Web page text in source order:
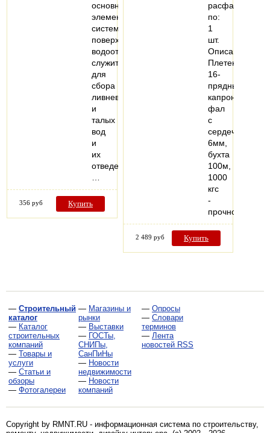
основной
элемент
системы
поверхностного
водоотвода,
служит
для
сбора
ливневых
и
талых
вод
и
их
отведения.
…
356 руб Купить
расфасовано
по:
1
шт.
Описание:
Плетеный
16-
прядный
капроновый
фал
с
сердечником
6мм,
бухта
100м,
1000
кгс
-
прочное…
2 489 руб Купить
— Строительный
каталог
— Каталог
строительных
компаний
— Товары и
услуги
— Статьи и
обзоры
— Фотогалереи
— Магазины и
рынки
— Выставки
— ГОСТы,
СНИПы,
СанПиНы
— Новости
недвижимости
— Новости
компаний
— Опросы
— Словари
терминов
— Лента
новостей RSS
Copyright by RMNT.RU - информационная система по строительству,